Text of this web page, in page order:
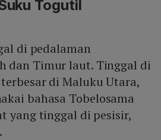
Togutil
di pedalaman
dan Timur laut. Tinggal di
di Maluku Utara,
bahasa Tobelosama
yang tinggal di pesisir,